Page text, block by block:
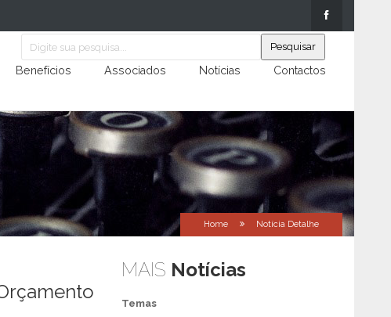
Benefícios Associados Notícias Contactos
Home Notícia Detalhe
MAIS Notícias
Temas